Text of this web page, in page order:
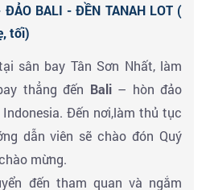
ĐẢO BALI - ĐỀN TANAH LOT (
tối)
sân bay Tân Sơn Nhất, làm
thẳng đến Bali– hòn đảo
Đến nơi,làm thủ tục
dẫn viên sẽ chào đón Quý
mừng.
đến tham quan và ngắm